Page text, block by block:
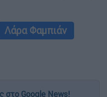
Λάρα Φαμπιάν
στο Google News!